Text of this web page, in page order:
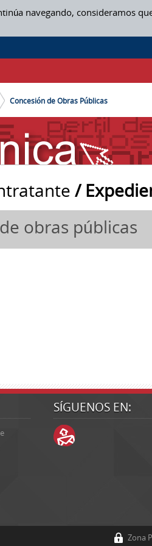
navegando, consideramos
Concesión de Obras Públicas
/
obras públicas
SÍGUENOS EN:
Zona